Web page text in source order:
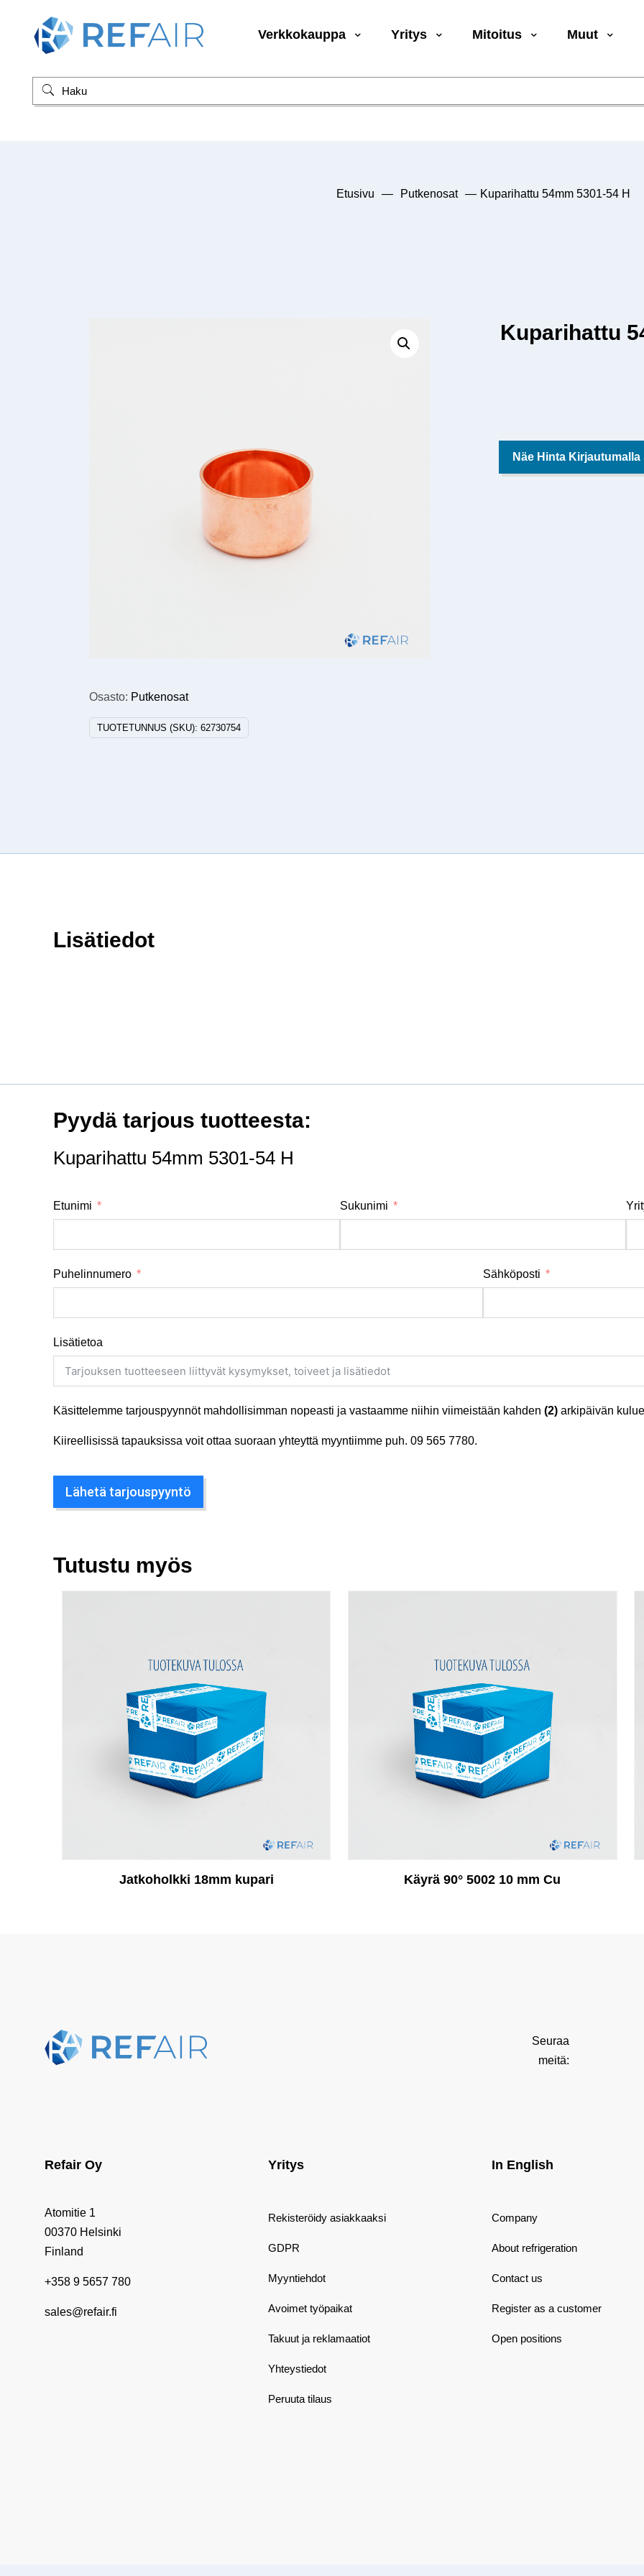
Verkkokauppa Yritys Mitoitus Muut
Etusivu — Putkenosat — Kuparihattu 54mm 5301-54 H
Osasto: Putkenosat
TUOTETUNNUS (SKU):62730754
Kuparihattu
Näe Hinta Kirjautumalla
Lisätiedot
Pyydä tarjous tuotteesta:
Kuparihattu 54mm 5301-54 H
Etunimi Sukunimi
Puhelinnumero Sähköposti
Lisätietoa
Käsittelemme tarjouspyynnöt mahdollisimman nopeasti ja vastaamme niihin viimeistään kahden (2) arkipäivän
Kiireellisissä tapauksissa voit ottaa suoraan yhteyttä myyntiimme puh. 09 565 7780.
Lähetä tarjouspyyntö
Tutustu myös
Jatkoholkki 18mm kupari Käyrä 90° 5002 10 mm Cu
Seuraa
meitä:
Refair Oy
Atomitie 1
00370 Helsinki
Finland
+358 9 5657 780
sales@refair.fi
Yritys
Rekisteröidy asiakkaaksi
GDPR
Myyntiehdot
Avoimet työpaikat
Takuut ja reklamaatiot
Yhteystiedot
Peruuta tilaus
In English
Company
About refrigeration
Contact us
Register as a customer
Open positions